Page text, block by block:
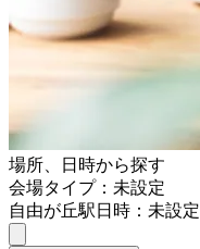
場所、日時から探す
会場タイプ：未設定
自由が丘駅日時：未設定